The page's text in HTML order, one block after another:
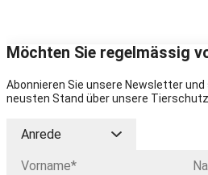
Möchten Sie regelmässig
Abonnieren Sie unsere Newsletter
neusten Stand über unsere